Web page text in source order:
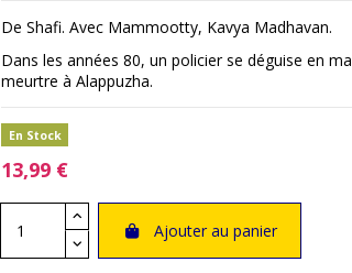
De Shafi. Avec Mammootty, Kavya Madhavan.
Dans les années 80, un policier se déguise en
meurtre à Alappuzha.
En Stock
13,99 €
Ajouter au panier